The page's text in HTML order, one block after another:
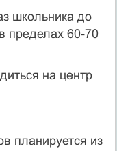
школьника до
пределах 60-70
на центр
планируется из